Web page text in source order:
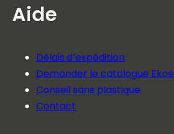
Aide
Délais d’expédition
Demander le catalogue Ekoe
Conseil sans plastique
Contact